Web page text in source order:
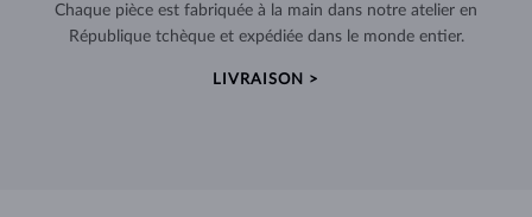
Chaque pièce est fabriquée à la main dans notre atelier en
République tchèque et expédiée dans le monde entier.
LIVRAISON >